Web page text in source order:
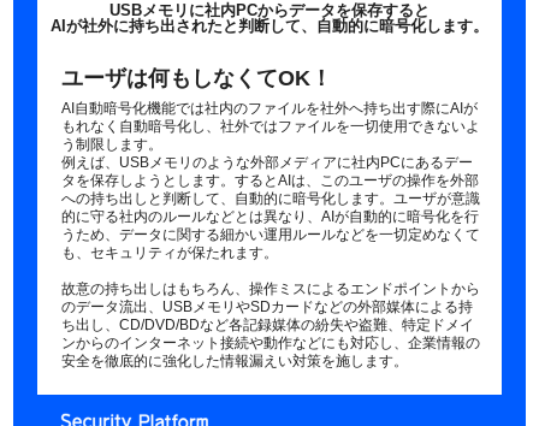
USBメモリに社内PCからデータを保存すると
AIが社外に持ち出されたと判断して、自動的に暗号化します。
ユーザは何もしなくてOK！
AI自動暗号化機能では社内のファイルを社外へ持ち出す際にAIが
もれなく自動暗号化し、社外ではファイルを一切使用できないよ
う制限します。
例えば、USBメモリのような外部メディアに社内PCにあるデー
タを保存しようとします。するとAIは、このユーザの操作を外部
への持ち出しと判断して、自動的に暗号化します。ユーザが意識
的に守る社内のルールなどとは異なり、AIが自動的に暗号化を行
うため、データに関する細かい運用ルールなどを一切定めなくて
も、セキュリティが保たれます。
故意の持ち出しはもちろん、操作ミスによるエンドポイントから
のデータ流出、USBメモリやSDカードなどの外部媒体による持
ち出し、CD/DVD/BDなど各記録媒体の紛失や盗難、特定ドメイ
ンからのインターネット接続や動作などにも対応し、企業情報の
安全を徹底的に強化した情報漏えい対策を施します。